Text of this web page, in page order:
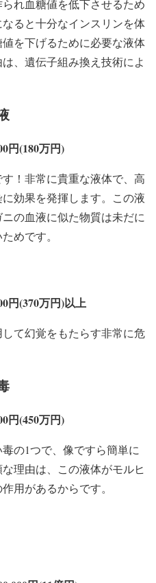
れ血糖値を低下させるため
ると十分なインスリンを体
を下げるために必要な液体
、遺伝子組み換え技術によ
円(180万円)
！非常に貴重な液体で、高
効果を発揮します。この液
の血液に似た物質は未だに
めです。
円(370万円)以上
て幻覚をもたらす非常に危
円(450万円)
の1つで、像ですら簡単に
理由は、この液体がモルヒ
用があるからです。